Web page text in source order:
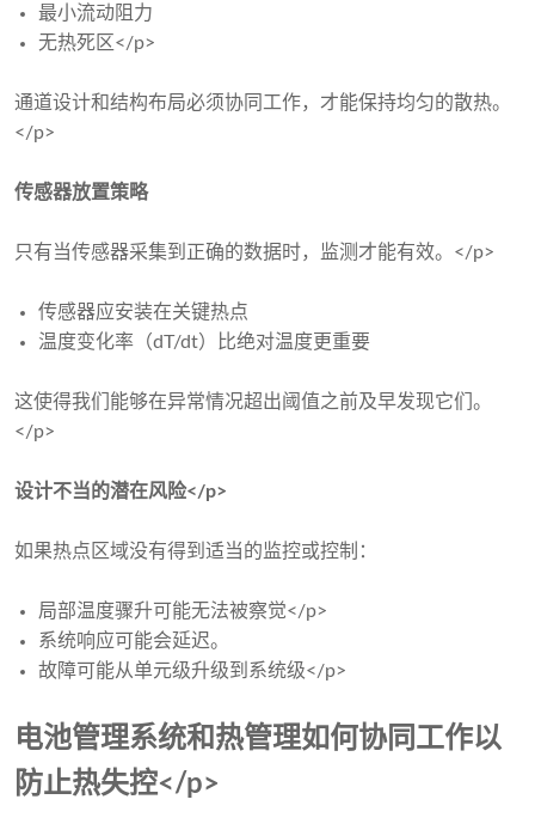
最小流动阻力
无热死区</p>
通道设计和结构布局必须协同工作，才能保持均匀的散热。
</p>
传感器放置策略
只有当传感器采集到正确的数据时，监测才能有效。</p>
传感器应安装在关键热点
温度变化率（dT/dt）比绝对温度更重要
这使得我们能够在异常情况超出阈值之前及早发现它们。
</p>
设计不当的潜在风险</p>
如果热点区域没有得到适当的监控或控制：
局部温度骤升可能无法被察觉</p>
系统响应可能会延迟。
故障可能从单元级升级到系统级</p>
电池管理系统和热管理如何协同工作以
防止热失控</p>